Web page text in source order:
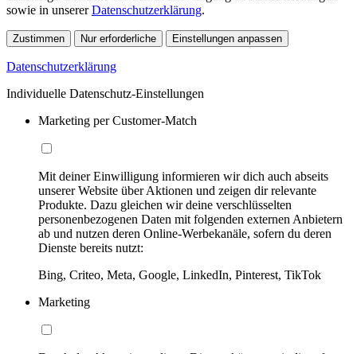
sowie in unsererDatenschutzerklärung.
Zustimmen Nur erforderliche Einstellungen anpassen
Datenschutzerklärung
Individuelle Datenschutz-Einstellungen
Marketing per Customer-Match
Mit deiner Einwilligung informieren wir dich auch abseits
unserer Website über Aktionen und zeigen dir relevante
Produkte. Dazu gleichen wir deine verschlüsselten
personenbezogenen Daten mit folgenden externen Anbietern
ab und nutzen deren Online-Werbekanäle, sofern du deren
Dienste bereits nutzt:
Bing, Criteo, Meta, Google, LinkedIn, Pinterest, TikTok
Marketing